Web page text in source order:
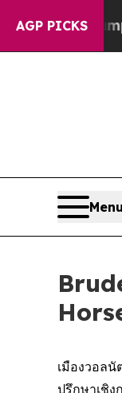
AGP PICKS
Trump
Menu
เมืองวอลนั
ปรึกษาเชิ